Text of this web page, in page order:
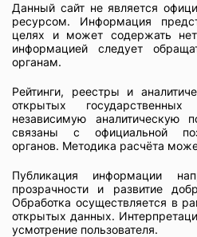
Данный сайт не является
ресурсом. Информация
целях и может содержать
информацией следует
органам.
Рейтинги, реестры и
открытых
независимую аналитическую
связаны с официальной
органов. Методика расчёта
Публикация информации
прозрачности и развитие
Обработка осуществляется в
открытых данных.
усмотрение пользователя.